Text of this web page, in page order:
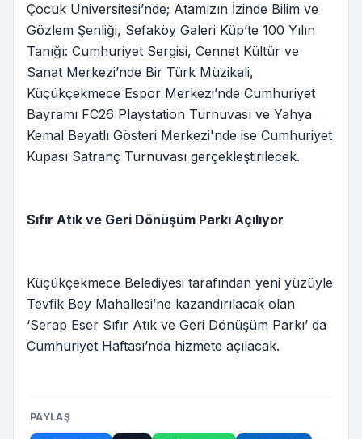
Çocuk Üniversitesi’nde; Atamızın İzinde Bilim ve
Gözlem Şenliği, Sefaköy Galeri Küp’te 100 Yılın
Tanığı: Cumhuriyet Sergisi, Cennet Kültür ve
Sanat Merkezi’nde Bir Türk Müzikali,
Küçükçekmece Espor Merkezi’nde Cumhuriyet
Bayramı FC26 Playstation Turnuvası ve Yahya
Kemal Beyatlı Gösteri Merkezi'nde ise Cumhuriyet
Kupası Satranç Turnuvası gerçekleştirilecek.
Sıfır Atık ve Geri Dönüşüm Parkı Açılıyor
Küçükçekmece Belediyesi tarafından yeni yüzüyle
Tevfik Bey Mahallesi’ne kazandırılacak olan
‘Serap Eser Sıfır Atık ve Geri Dönüşüm Parkı’ da
Cumhuriyet Haftası’nda hizmete açılacak.
PAYLAŞ